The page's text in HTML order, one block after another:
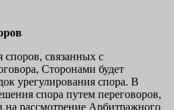
споров, связанных с
Сторонами будет
урегулирования спора. В
спора путем переговоров,
на рассмотрение Арбитражного